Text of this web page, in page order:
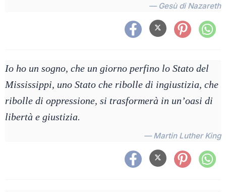
— Gesù di Nazareth
Io ho un sogno, che un giorno perfino lo Stato del
Mississippi, uno Stato che ribolle di ingiustizia, che
ribolle di oppressione, si trasformerà in un’oasi di
libertà e giustizia.
— Martin Luther King